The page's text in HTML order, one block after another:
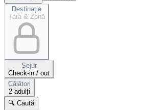
Destinație
Țara & Zonă
Sejur
Check-in / out
Călători
2 adulți
🔍 Caută